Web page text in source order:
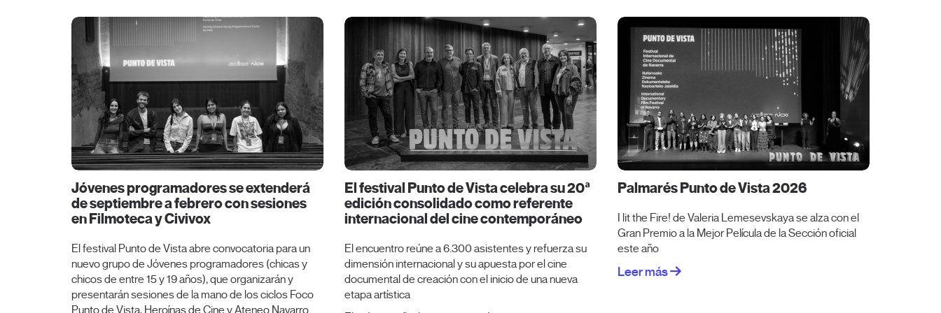
Jóvenes programadores se extenderá
de septiembre a febrero con sesiones
en Filmoteca y Civivox
El festival Punto de Vista abre convocatoria para un
nuevo grupo de Jóvenes programadores (chicas y
chicos de entre 15 y 19 años), que organizarán y
presentarán sesiones de la mano de los ciclos Foco
Punto de Vista, Heroínas de Cine y Ateneo Navarro.
El festival Punto de Vista celebra su 20ª
edición consolidado como referente
internacional del cine contemporáneo
El encuentro reúne a 6.300 asistentes y refuerza su
dimensión internacional y su apuesta por el cine
documental de creación con el inicio de una nueva
etapa artística
Palmarés Punto de Vista 2026
I lit the Fire! de Valeria Lemesevskaya se alza con el
Gran Premio a la Mejor Película de la Sección oficial
este año
Leer más